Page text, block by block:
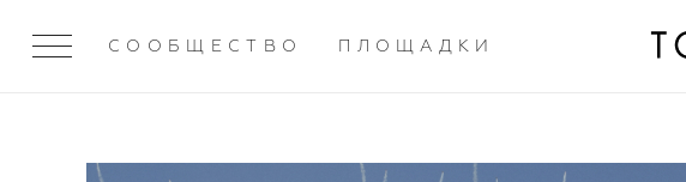
СООБЩЕСТВО ПЛОЩАДКИ